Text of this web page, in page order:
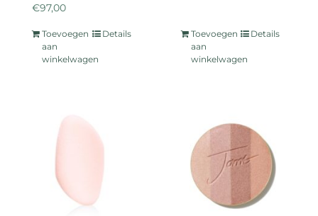
€97,00
Toevoegen
aan
winkelwagen
Details
Toevoegen
aan
winkelwagen
Details